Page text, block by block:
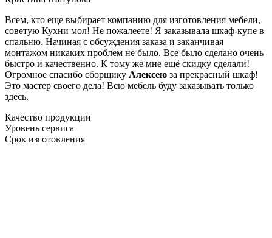
Всем, кто еще выбирает компанию для изготовления мебели,
советую Кухни мол! Не пожалеете! Я заказывала шкаф-купе в
спальню. Начиная с обсуждения заказа и заканчивая
монтажом никаких проблем не было. Все было сделано очень
быстро и качественно. К тому же мне ещё скидку сделали!
Огромное спасибо сборщику Алексею за прекрасный шкаф!
Это мастер своего дела! Всю мебель буду заказывать только
здесь.
Качество продукции
Уровень сервиса
Срок изготовления